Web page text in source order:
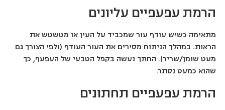
הרמת עפעפיים עליונים
מתאימה כשיש עודף עור שמכביד על העין או מטשטש את
הראות. במהלך הניתוח מסירים את העור העודף (ולפי הצורך גם
מעט שומן/שריר). החתך נעשה בקפל הטבעי של העפעף, כך
שהוא כמעט נסתר.
הרמת עפעפיים תחתונים